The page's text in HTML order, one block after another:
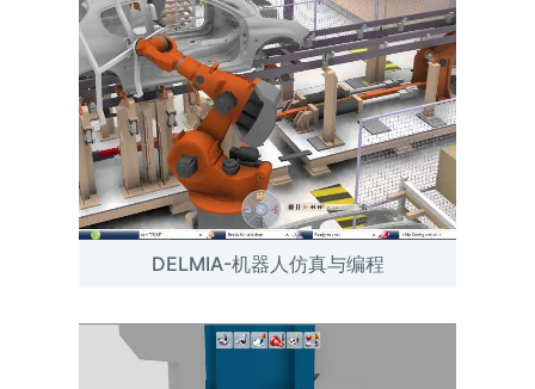
DELMIA-机器人仿真与编程